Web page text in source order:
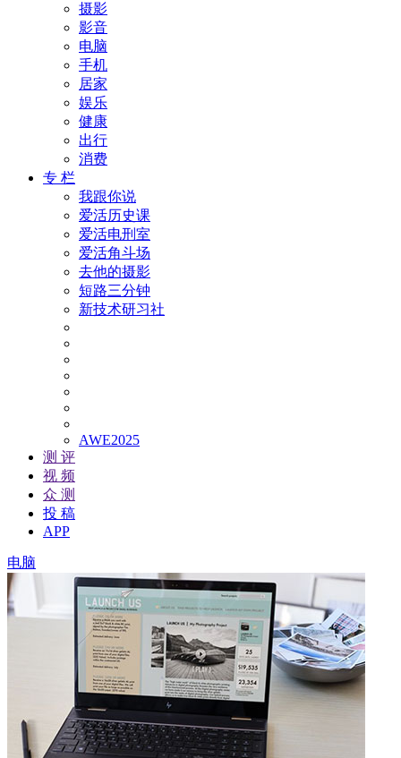
摄影
影音
电脑
手机
居家
娱乐
健康
出行
消费
专 栏
我跟你说
爱活历史课
爱活电刑室
爱活角斗场
去他的摄影
短路三分钟
新技术研习社
AWE2025
测 评
视 频
众 测
投 稿
APP
电脑